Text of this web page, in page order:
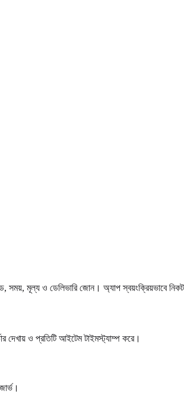
সময়, মূল্য ও ডেলিভারি জোন। অ্যাপ স্বয়ংক্রিয়ভাবে
দেখায় ও প্রতিটি আইটেম টাইমস্ট্যাম্প করে।